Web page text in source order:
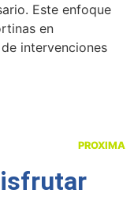
Este enfoque
en
intervenciones
PROXIMA